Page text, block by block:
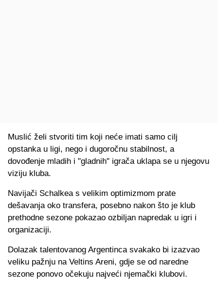
Muslić želi stvoriti tim koji neće imati samo cilj
opstanka u ligi, nego i dugoročnu stabilnost, a
dovođenje mladih i "gladnih" igrača uklapa se u njegovu
viziju kluba.
Navijači Schalkea s velikim optimizmom prate
dešavanja oko transfera, posebno nakon što je klub
prethodne sezone pokazao ozbiljan napredak u igri i
organizaciji.
Dolazak talentovanog Argentinca svakako bi izazvao
veliku pažnju na Veltins Areni, gdje se od naredne
sezone ponovo očekuju najveći njemački klubovi.